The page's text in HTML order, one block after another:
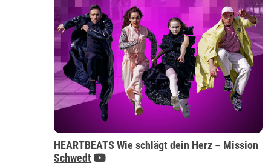
HEARTBEATS Wie schlägt dein Herz – Mission
Schwedt